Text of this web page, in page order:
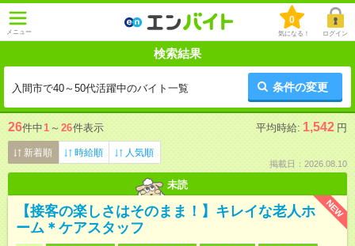
メニュー
0
気になる！ ログイン
検索結果
入間市で40～50代活躍中のバイト一覧 条件の変更
26件中1 ～ 26件表示 平均時給: 1,542 円
新着順 時給順 人気順
掲載日：2026.08.10
未読
NEW
【接客の楽しさはそのまま！】キレイな老人ホ
ーム＊ケアスタッフ